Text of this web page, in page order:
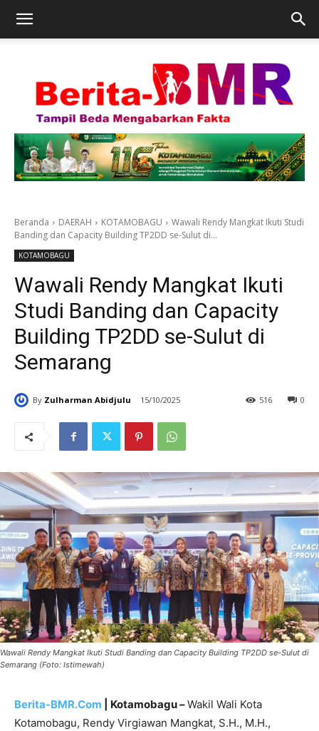
Beranda DAERAH KOTAMOBAGU
Wawali Rendy Mangkat Ikuti Studi
Banding dan Capacity Building TP2DD se-Sulut di...
KOTAMOBAGU
Wawali Rendy Mangkat Ikuti
Studi Banding dan Capacity
Building TP2DD se-Sulut di
Semarang
By Zulharman Abidjulu 15/10/2025 0
516
Wawali Rendy Mangkat Ikuti Studi Banding dan Capacity Building TP2DD se-Sulut di
Semarang (Foto: Istimewah)
Berita-BMR.Com | Kotamobagu –Wakil Wali Kota
Kotamobagu, Rendy Virgiawan Mangkat, S.H., M.H.,